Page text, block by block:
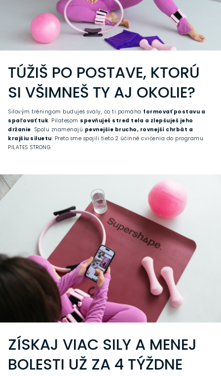
TÚŽIŠ PO POSTAVE, KTORÚ
SI VŠIMNEŠ TY AJ OKOLIE?
Silovým tréningom buduješ svaly, čo ti pomáha formovať postavu a
spaľovať tuk. Pilatesom spevňuješ stred tela a zlepšuješ jeho
držanie. Spolu znamenajú pevnejšie brucho, rovnejší chrbát a
krajšiu siluetu. Preto sme spojili tieto 2 účinné cvičenia do programu
PILATES STRONG.
ZÍSKAJ VIAC SILY A MENEJ
BOLESTI UŽ ZA 4 TÝŽDNE